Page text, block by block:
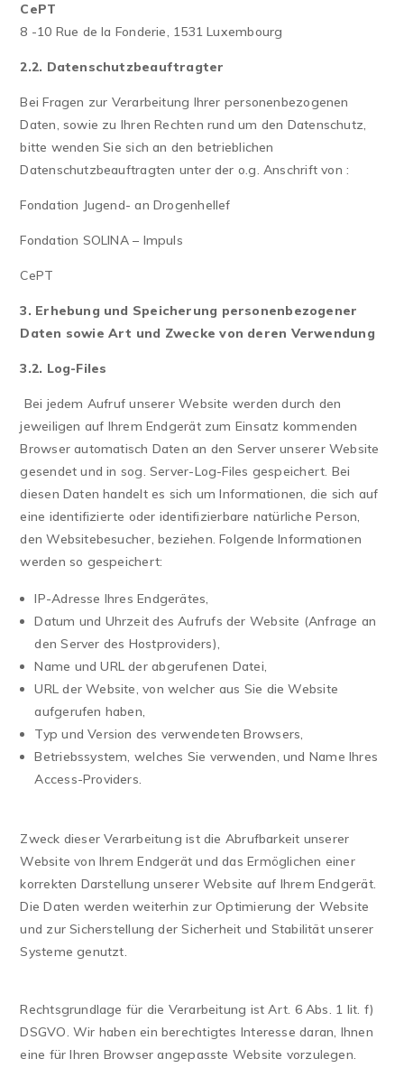
CePT
8 -10 Rue de la Fonderie, 1531 Luxembourg
2.2. Datenschutzbeauftragter
Bei Fragen zur Verarbeitung Ihrer personenbezogenen
Daten, sowie zu Ihren Rechten rund um den Datenschutz,
bitte wenden Sie sich an den betrieblichen
Datenschutzbeauftragten unter der o.g. Anschrift von :
Fondation Jugend- an Drogenhellef
Fondation SOLINA – Impuls
CePT
3. Erhebung und Speicherung personenbezogener
Daten sowie Art und Zwecke von deren Verwendung
3.2. Log-Files
Bei jedem Aufruf unserer Website werden durch den
jeweiligen auf Ihrem Endgerät zum Einsatz kommenden
Browser automatisch Daten an den Server unserer Website
gesendet und in sog. Server-Log-Files gespeichert. Bei
diesen Daten handelt es sich um Informationen, die sich auf
eine identifizierte oder identifizierbare natürliche Person,
den Websitebesucher, beziehen. Folgende Informationen
werden so gespeichert:
IP-Adresse Ihres Endgerätes,
Datum und Uhrzeit des Aufrufs der Website (Anfrage an
den Server des Hostproviders),
Name und URL der abgerufenen Datei,
URL der Website, von welcher aus Sie die Website
aufgerufen haben,
Typ und Version des verwendeten Browsers,
Betriebssystem, welches Sie verwenden, und Name Ihres
Access-Providers.
Zweck dieser Verarbeitung ist die Abrufbarkeit unserer
Website von Ihrem Endgerät und das Ermöglichen einer
korrekten Darstellung unserer Website auf Ihrem Endgerät.
Die Daten werden weiterhin zur Optimierung der Website
und zur Sicherstellung der Sicherheit und Stabilität unserer
Systeme genutzt.
Rechtsgrundlage für die Verarbeitung ist Art. 6 Abs. 1 lit. f)
DSGVO. Wir haben ein berechtigtes Interesse daran, Ihnen
eine für Ihren Browser angepasste Website vorzulegen.